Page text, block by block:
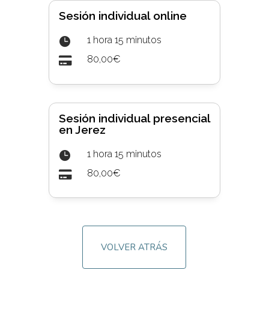
Sesión individual online

1 hora 15 minutos

80,00€
Sesión individual presencial
en Jerez

1 hora 15 minutos

80,00€
VOLVER ATRÁS